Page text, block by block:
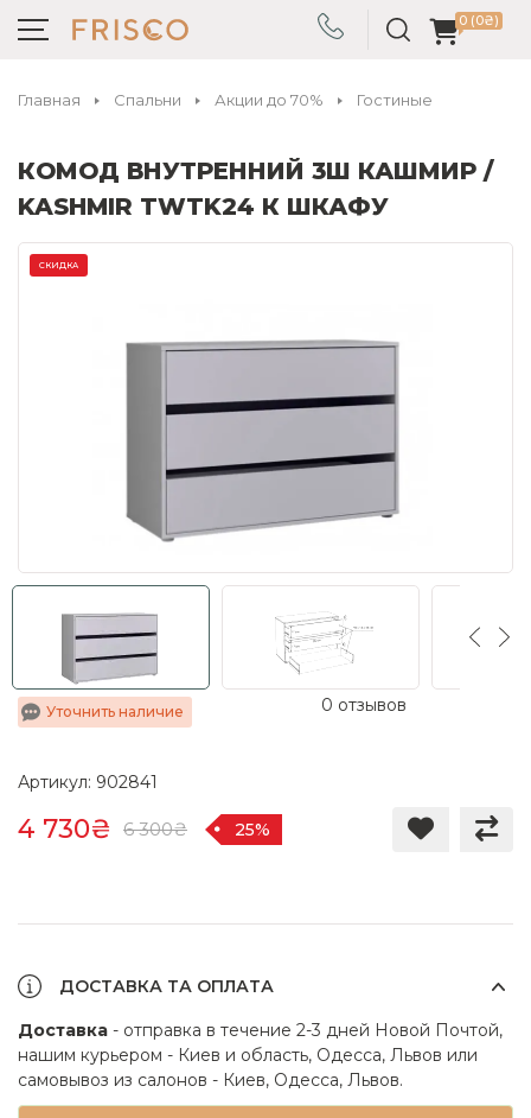
0 (0₴)
Главная Спальни Акции до 70% Гостиные
КОМОД ВНУТРЕННИЙ 3Ш КАШМИР /
KASHMIR TWTK24 К ШКАФУ
СКИДКА
Уточнить наличие 0 отзывов
Артикул: 902841
4 730₴ 6 300₴ 25%
ДОСТАВКА ТА ОПЛАТА
Доставка - отправка в течение 2-3 дней Новой Почтой,
нашим курьером - Киев и область, Одесса, Львов или
самовывоз из салонов - Киев, Одесса, Львов.